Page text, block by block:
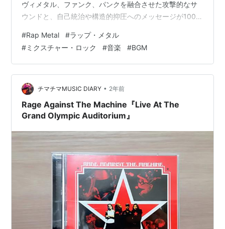
ヴィメタル、ファンク、パンクを融合させた攻撃的なサ
ウンドと、自己統治や構造的抑圧へのメッセージが100%
集め、“ラップ・メタル”というジャンルを象徴する作品の
一つとなりました。
#Rap Metal #ラップ・メタル
#ミクスチャー・ロック #音楽 #BGM
チマチマMUSIC DIARY • 2年前
Rage Against The Machine『Live At The
Grand Olympic Auditorium』